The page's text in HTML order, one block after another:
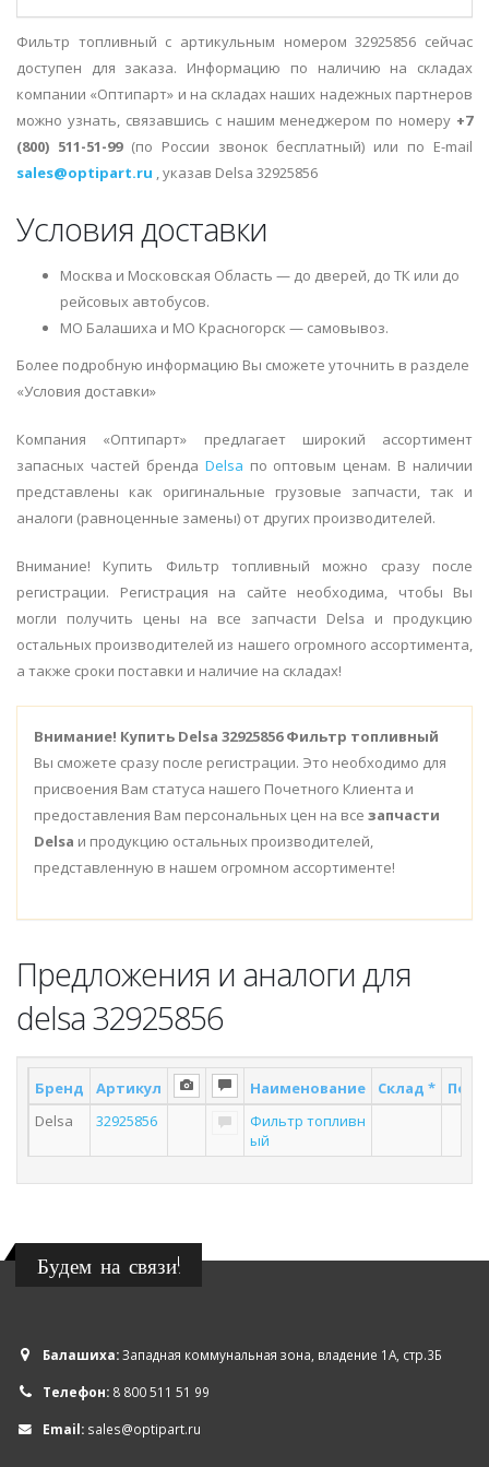
Фильтр топливный с артикульным номером 32925856 сейчас
доступен для заказа. Информацию по наличию на складах
компании «Оптипарт» и на складах наших надежных партнеров
можно узнать, связавшись с нашим менеджером по номеру +7
(800) 511-51-99(по России звонок бесплатный) или по E-mail
sales@optipart.ru , указав Delsa 32925856
Условия доставки
Москва и Московская Область — до дверей, до ТК или до
рейсовых автобусов.
МО Балашиха и МО Красногорск — самовывоз.
Более подробную информацию Вы сможете уточнить в разделе
«Условия доставки»
Компания «Оптипарт» предлагает широкий ассортимент
запасных частей бренда Delsa по оптовым ценам. В наличии
представлены как оригинальные грузовые запчасти, так и
аналоги (равноценные замены) от других производителей.
Внимание! Купить Фильтр топливный можно сразу после
регистрации. Регистрация на сайте необходима, чтобы Вы
могли получить цены на все запчасти Delsa и продукцию
остальных производителей из нашего огромного ассортимента,
а также сроки поставки и наличие на складах!
Внимание! Купить Delsa 32925856 Фильтр топливный
Вы сможете сразу после регистрации. Это необходимо для
присвоения Вам статуса нашего Почетного Клиента и
предоставления Вам персональных цен на все запчасти
Delsa и продукцию остальных производителей,
представленную в нашем огромном ассортименте!
Предложения и аналоги для
delsa 32925856
Бренд Артикул Наименование Склад *
Delsa
32925856
Фильтр топливн
ый
Будем на связи!
Балашиха:Западная коммунальная зона, владение 1А, стр.3Б
Телефон: 8 800 511 51 99
Email: sales@optipart.ru